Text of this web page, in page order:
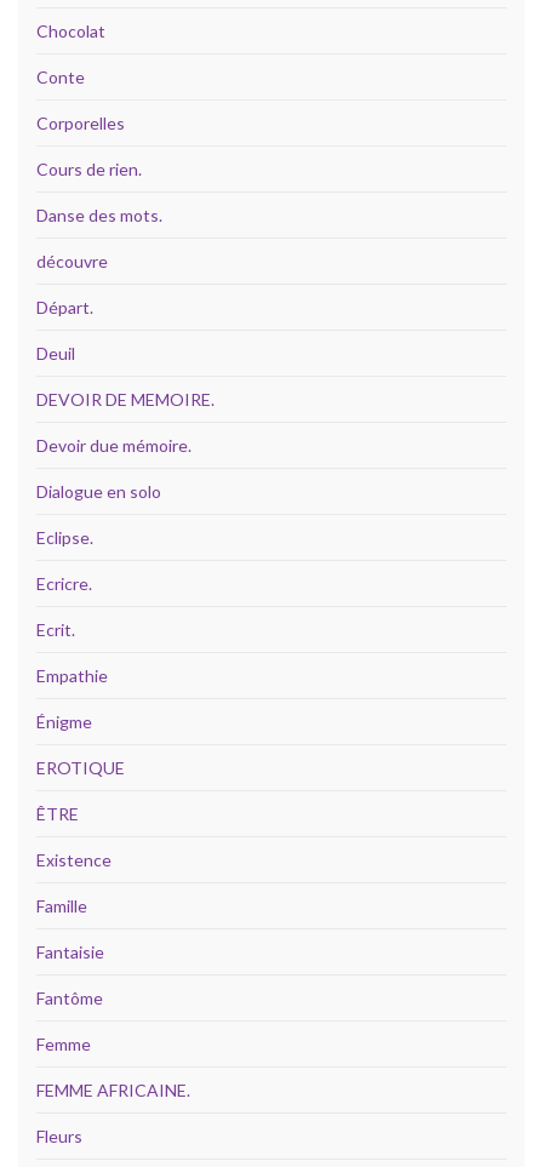
Chocolat
Conte
Corporelles
Cours de rien.
Danse des mots.
découvre
Départ.
Deuil
DEVOIR DE MEMOIRE.
Devoir due mémoire.
Dialogue en solo
Eclipse.
Ecricre.
Ecrit.
Empathie
Énigme
EROTIQUE
ÊTRE
Existence
Famille
Fantaisie
Fantôme
Femme
FEMME AFRICAINE.
Fleurs